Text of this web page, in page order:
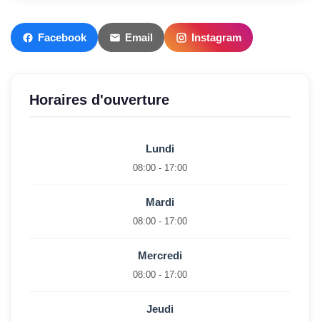
Facebook Email Instagram
Horaires d'ouverture
Lundi
08:00 - 17:00
Mardi
08:00 - 17:00
Mercredi
08:00 - 17:00
Jeudi